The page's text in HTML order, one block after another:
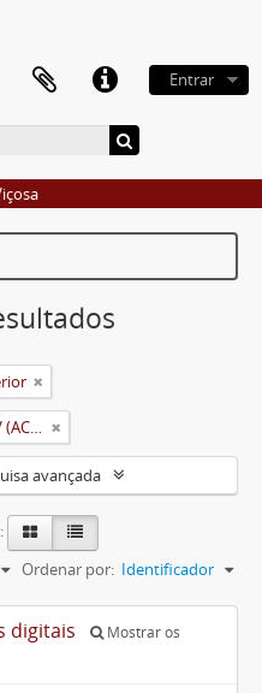
Entrar
Arquivo Central e Histórico da UFV (ACH-UFV)
avançada
Ordenar por: Identificador
digitais
Mostrar os